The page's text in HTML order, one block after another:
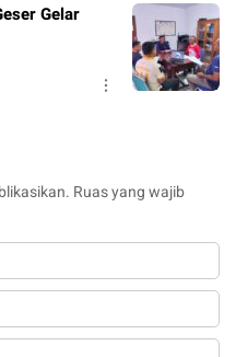
Gelar
Ruas yang wajib